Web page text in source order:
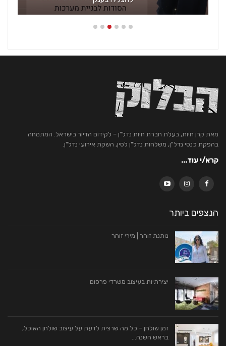
מאת קרן חיות, בעלת חברת חיות נדל"ן – לקידום הדיור בישראל. המתמחה
בהפקת כנסי נדל"ן, משלחות נדל"ן לסין, השקת אירועי נדל"ן.
קרא/י עוד...
הנצפים ביותר
נותנת זוהר | מירי זוהר
יצירתיות בעיצוב משרדי פרסום
זמן שולחן – כל מה שרצית לדעת על עיצוב שולחן האוכל,
בראש השנה…